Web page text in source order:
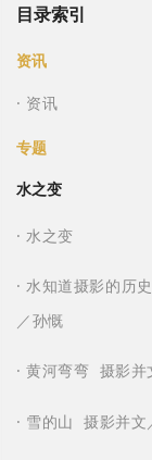
目录索引
资讯
· 资讯
专题
水之变
· 水之变
· 水知道摄影的历
／孙慨
· 黄河弯弯 摄影并
· 雪的山 摄影并文